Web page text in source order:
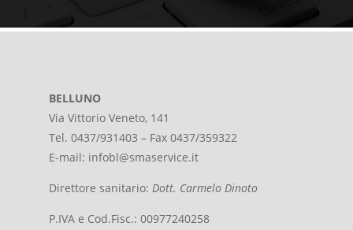
BELLUNO
Via Vittorio Veneto, 141
Tel. 0437/931403 – Fax 0437/359322
E-mail: infobl@smaservice.it
Direttore sanitario:Dott. Carmelo Dinoto
P.IVA e Cod.Fisc.: 00977240258